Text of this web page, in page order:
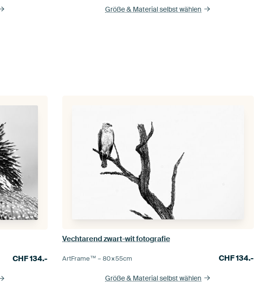
Größe & Material selbst wählen
CHF134.-
Vechtarend zwart-wit fotografie
ArtFrame™ –80×55cm CHF134.-
Größe & Material selbst wählen